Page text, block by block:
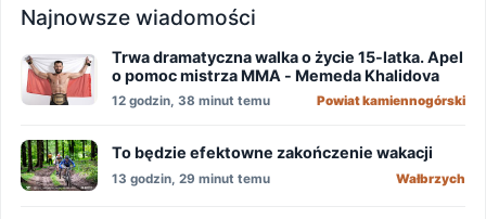
Najnowsze wiadomości
Trwa dramatyczna walka o życie 15-latka. Apel
o pomoc mistrza MMA - Memeda Khalidova
12 godzin, 38 minut temu Powiat kamiennogórski
To będzie efektowne zakończenie wakacji
13 godzin, 29 minut temu Wałbrzych